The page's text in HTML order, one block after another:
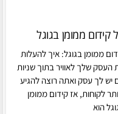
קידום ממומן בגוגל
ממומן בגוגל: איך להעלות
העסק שלך לאוויר בתוך שניות
יש לך עסק ואתה רוצה להגיע
לקוחות, אז קידום ממומן
הוא